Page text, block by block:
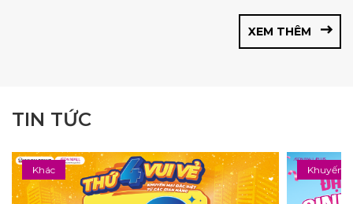
XEM THÊM
TIN TỨC
Khác Khuyến